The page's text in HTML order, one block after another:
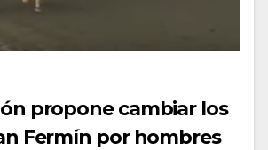
propone cambiar los
Fermín por hombres